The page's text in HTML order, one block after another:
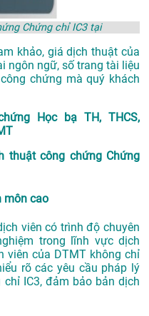
Chứng chỉ IC3 tại
khảo, giá dịch thuật của
ngôn ngữ, số trang tài liệu
chứng mà quý khách
Học bạ TH, THCS,
thuật công chứng Chứng
môn cao
viên có trình độ chuyên
trong lĩnh vực dịch
viên của DTMT không chỉ
rõ các yêu cầu pháp lý
IC3, đảm bảo bản dịch